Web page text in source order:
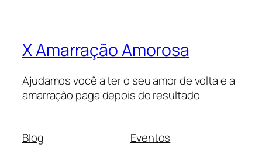
X Amarração Amorosa
Ajudamos você a ter o seu amor de volta e a
amarração paga depois do resultado
Blog
Eventos